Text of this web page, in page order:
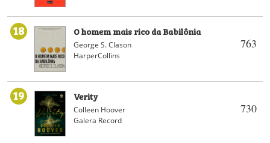
18
763
O homem mais rico da Babilônia
George S. Clason
HarperCollins
19
730
Verity
Colleen Hoover
Galera Record